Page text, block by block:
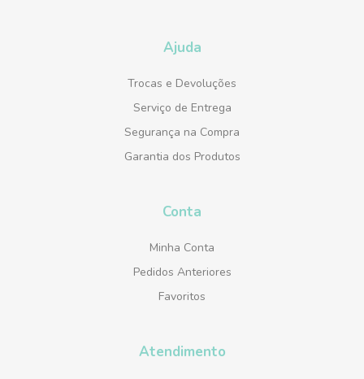
Ajuda
Trocas e Devoluções
Serviço de Entrega
Segurança na Compra
Garantia dos Produtos
Conta
Minha Conta
Pedidos Anteriores
Favoritos
Atendimento